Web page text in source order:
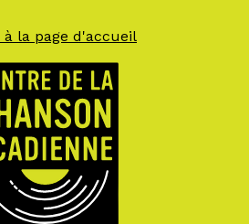
à la page d'accueil